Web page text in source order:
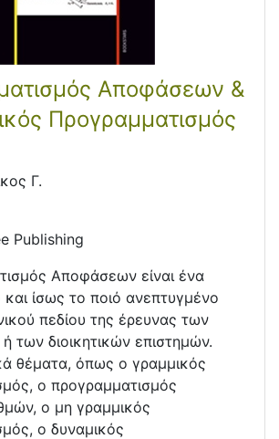
Αποφάσεων &
Προγραμματισμός
Γ.
Publishing
Αποφάσεων είναι ένα
ίσως το ποιό ανεπτυγμένο
πεδίου της έρευνας των
των διοικητικών επιστημών.
θέματα, όπως ο γραμμικός
ο προγραμματισμός
ο μη γραμμικός
ο δυναμικός